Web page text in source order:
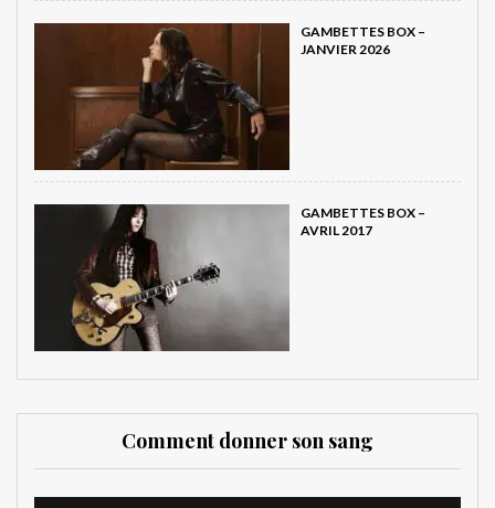
GAMBETTES BOX –
JANVIER 2026
GAMBETTES BOX –
AVRIL 2017
Comment donner son sang